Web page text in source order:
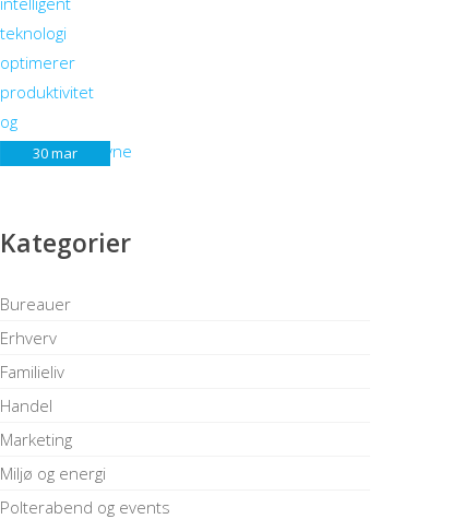
30mar
Kategorier
Bureauer
Erhverv
Familieliv
Handel
Marketing
Miljø og energi
Polterabend og events